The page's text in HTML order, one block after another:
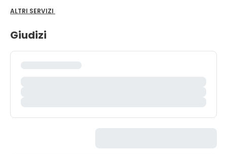
ALTRI SERVIZI
Giudizi